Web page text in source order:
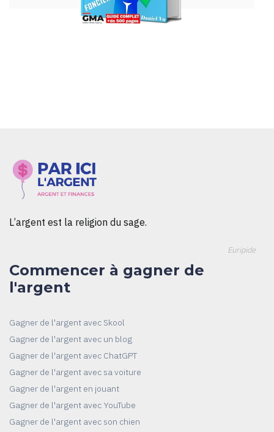
L’argent est la religion du sage.
Euripide
Commencer à gagner de
l'argent
Gagner de l'argent avec Skool
Gagner de l'argent avec un blog
Gagner de l'argent avec ChatGPT
Gagner de l'argent avec sa voiture
Gagner de l'argent en jouant
Gagner de l'argent avec YouTube
Gagner de l'argent avec son chien